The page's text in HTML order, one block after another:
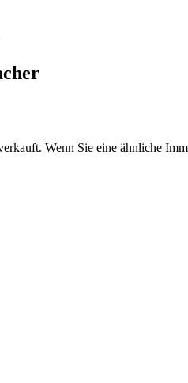
Wenn Sie eine ähnliche